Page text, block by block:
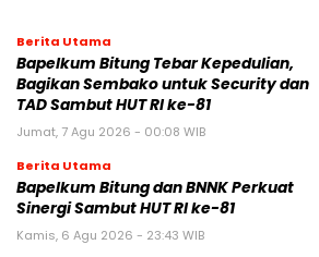
Berita Utama
Bapelkum Bitung Tebar Kepedulian,
Bagikan Sembako untuk Security dan
TAD Sambut HUT RI ke-81
Jumat, 7 Agu 2026 - 00:08 WIB
Berita Utama
Bapelkum Bitung dan BNNK Perkuat
Sinergi Sambut HUT RI ke-81
Kamis, 6 Agu 2026 - 23:43 WIB